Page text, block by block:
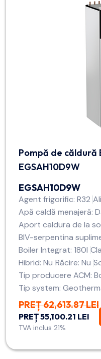
Pompă de căldură
EGSAH10D9W
EGSAH10D9W
Agent frigorific: R32
Apă caldă menajeră:
Aport caldura de la
BIV-serpentina
Boiler Integrat: 180l
Hibrid: Nu Răcire: Nu
Tip producere ACM:
Tip system:
PREȚ 62,613.87 LEI
PREȚ 55,100.21 LEI
TVA inclus 21%